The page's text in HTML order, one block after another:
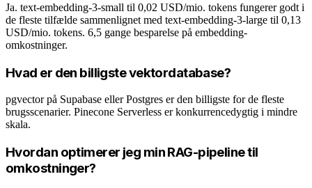
Ja. text-embedding-3-small til 0,02 USD/mio. tokens fungerer godt i
de fleste tilfælde sammenlignet med text-embedding-3-large til 0,13
USD/mio. tokens. 6,5 gange besparelse på embedding-
omkostninger.
Hvad er den billigste vektordatabase?
pgvector på Supabase eller Postgres er den billigste for de fleste
brugsscenarier. Pinecone Serverless er konkurrencedygtig i mindre
skala.
Hvordan optimerer jeg min RAG-pipeline til
omkostninger?